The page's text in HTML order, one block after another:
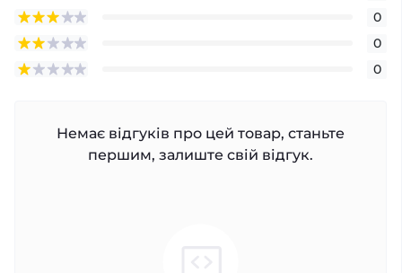
0
0
0
Немає відгуків про цей товар, станьте
першим, залиште свій відгук.